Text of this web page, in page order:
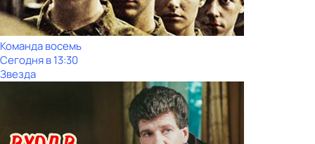
Команда восемь
Сегодня в 13:30
Звезда